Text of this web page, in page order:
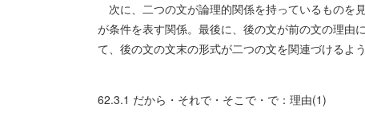
次に、二つの文が論理的関係を持っているものを
が条件を表す関係。最後に、後の文が前の文の理由
て、後の文の文末の形式が二つの文を関連づけるよ
62.3.1 だから・それで・そこで・で：理由(1)